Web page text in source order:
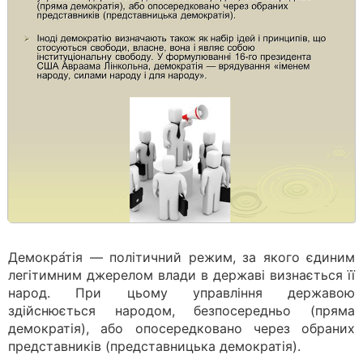
Демокра́тія — політичний режим, за якого єдиним
легітимним джерелом влади в державі визнається її
народ. При цьому управління державою
здійснюється народом, безпосередньо (пряма
демократія), або опосередковано через обраних
представників (представницька демократія).